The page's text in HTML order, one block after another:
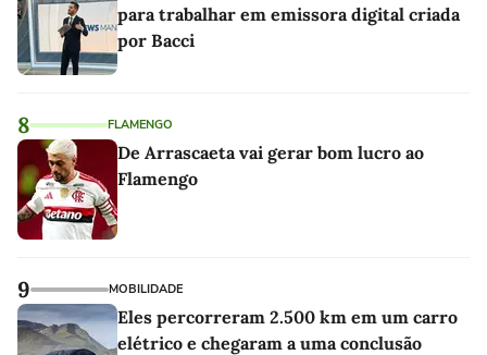
para trabalhar em emissora digital criada
por Bacci
8 FLAMENGO
De Arrascaeta vai gerar bom lucro ao
Flamengo
9 MOBILIDADE
Eles percorreram 2.500 km em um carro
elétrico e chegaram a uma conclusão